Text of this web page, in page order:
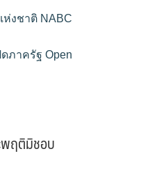
งชาติ NABC
ภาครัฐ Open
พฤติมิชอบ